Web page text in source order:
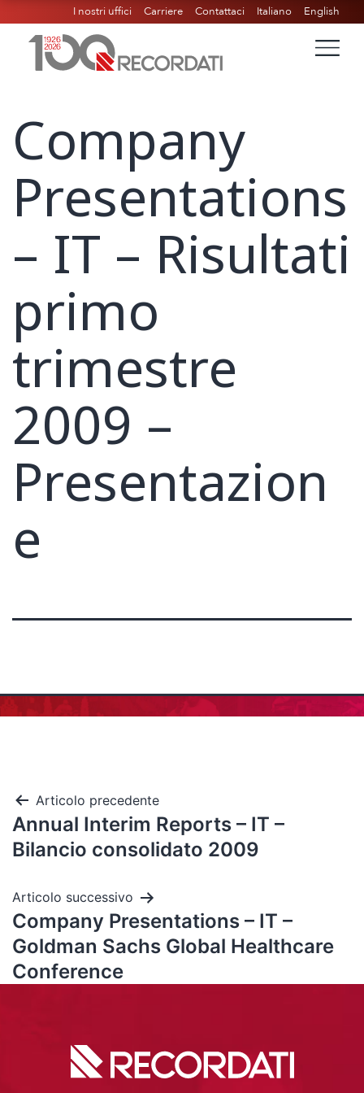
I nostri uffici Carriere Contattaci Italiano English
Company
Presentations
– IT – Risultati
primo
trimestre
2009 –
Presentazion
e
Articolo precedente
Annual Interim Reports – IT –
Bilancio consolidato 2009
Articolo successivo
Company Presentations – IT –
Goldman Sachs Global Healthcare
Conference